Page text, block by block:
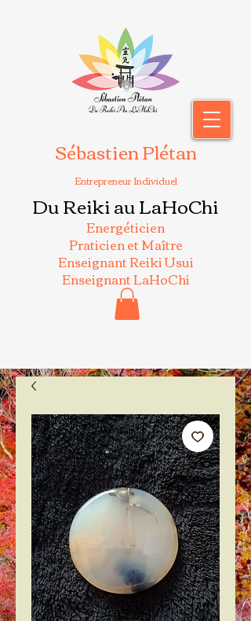
Sébastien Plétan
Entrepreneur Individuel
Du Reiki au LaHoChi
Energéticien
Praticien et Maître
Enseignant Reiki Usui
Enseignant LaHoChi